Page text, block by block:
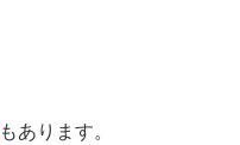
もあります。